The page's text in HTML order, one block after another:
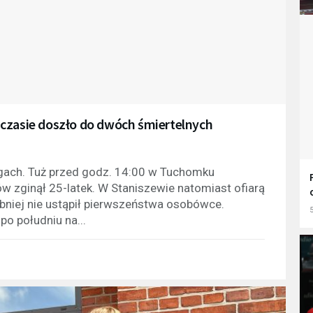
doszło do dwóch śmiertelnych
Tuż przed godz. 14:00 w Tuchomku
zginął 25-latek. W Staniszewie natomiast ofiarą
nie ustąpił pierwszeństwa osobówce.
południu na...